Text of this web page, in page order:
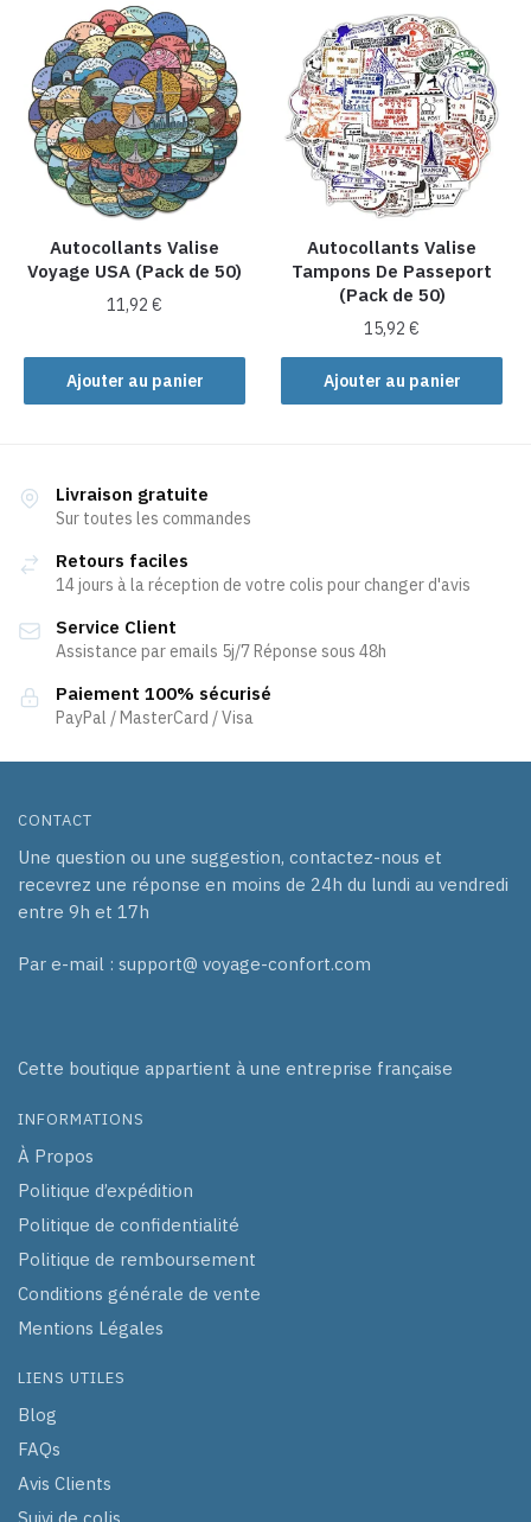
variations.
Les
options
peuvent
être
choisies
sur
la
page
du
produit
Autocollants Valise
Voyage USA (Pack de 50)
11,92€
Ajouter au panier
Autocollants Valise
Tampons De Passeport
(Pack de 50)
15,92€
Ajouter au panier
Livraison gratuite
Sur toutes les commandes
Retours faciles
14 jours à la réception de votre colis pour changer d'avis
Service Client
Assistance par emails 5j/7 Réponse sous 48h
Paiement 100% sécurisé
PayPal / MasterCard / Visa
CONTACT
Une question ou une suggestion, contactez-nous et
recevrez une réponse en moins de 24h du lundi au vendredi
entre 9h et 17h
Par e-mail : support@ voyage-confort.com
Cette boutique appartient à une entreprise française
INFORMATIONS
À Propos
Politique d’expédition
Politique de confidentialité
Politique de remboursement
Conditions générale de vente
Mentions Légales
LIENS UTILES
Blog
FAQs
Avis Clients
Suivi de colis